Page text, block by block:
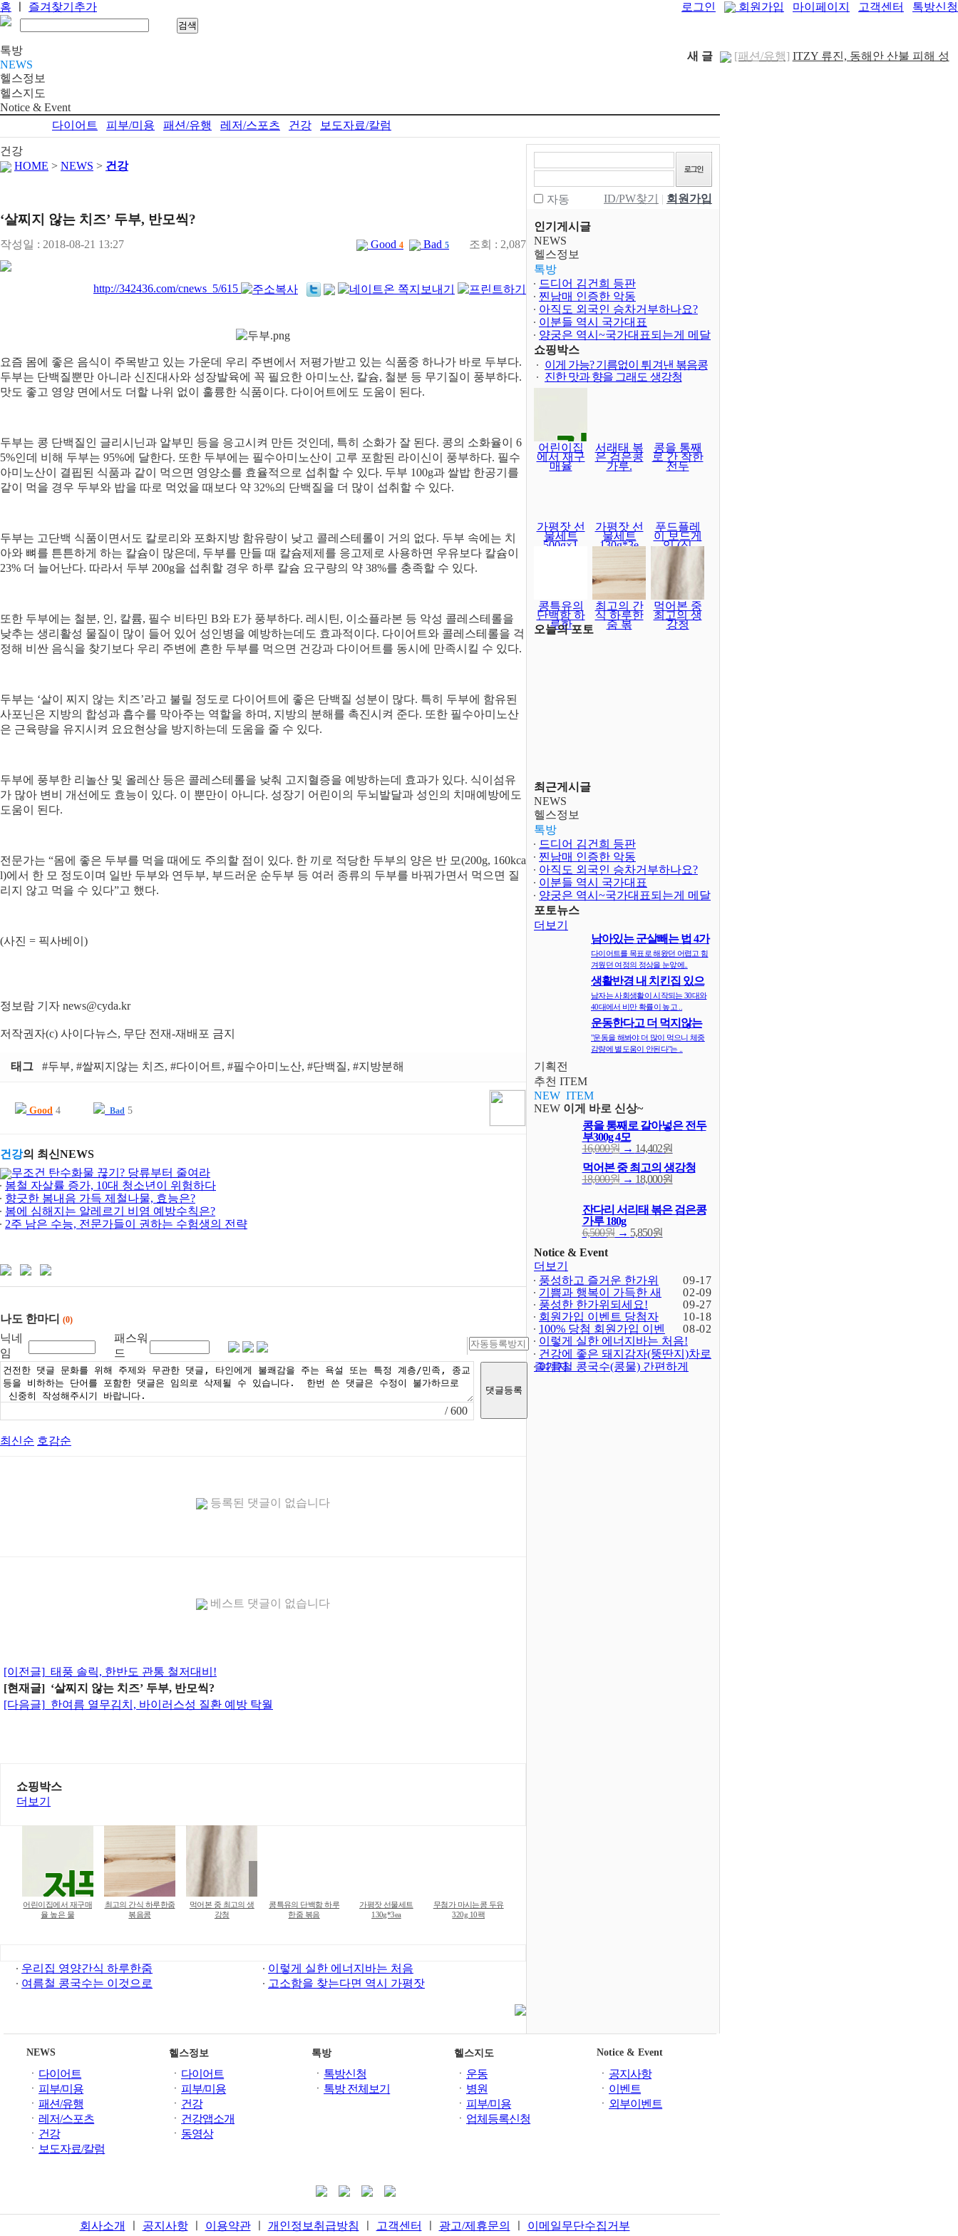
홈 즐겨찾기추가 로그인 회원가입 마이페이지 고객센터 톡방신청
톡방
NEWS
헬스정보
헬스지도
Notice & Event
새 글 [패션/유행] ITZY 류진, 동해안 산불 피해 성
다이어트 피부/미용 패션/유행 레저/스포츠 건강 보도자료/칼럼
건강
HOME > NEWS > 건강
‘살찌지 않는 치즈’ 두부, 반모씩?
작성일 : 2018-08-21 13:27 Good 4 Bad 5 조회 : 2,087
http://342436.com/cnews_5/615
요즘 몸에 좋은 음식이 주목받고 있는 가운데 우리 주변에서 저평가받고 있는 식품중 하나가 바로 두부다.
두부는 단백질뿐만 아니라 신진대사와 성장발육에 꼭 필요한 아미노산, 칼슘, 철분 등 무기질이 풍부하다.
맛도 좋고 영양 면에서도 더할 나위 없이 훌륭한 식품이다. 다이어트에도 도움이 된다.
두부는 콩 단백질인 글리시닌과 알부민 등을 응고시켜 만든 것인데, 특히 소화가 잘 된다. 콩의 소화율이 6
5%인데 비해 두부는 95%에 달한다. 또한 두부에는 필수아미노산이 고루 포함된 라이신이 풍부하다. 필수
아미노산이 결핍된 식품과 같이 먹으면 영양소를 효율적으로 섭취할 수 있다. 두부 100g과 쌀밥 한공기를
같이 먹을 경우 두부와 밥을 따로 먹었을 때보다 약 32%의 단백질을 더 많이 섭취할 수 있다.
두부는 고단백 식품이면서도 칼로리와 포화지방 함유량이 낮고 콜레스테롤이 거의 없다. 두부 속에는 치
아와 뼈를 튼튼하게 하는 칼슘이 많은데, 두부를 만들 때 칼슘제제를 응고제로 사용하면 우유보다 칼슘이
23% 더 늘어난다. 따라서 두부 200g을 섭취할 경우 하루 칼슘 요구량의 약 38%를 충족할 수 있다.
또한 두부에는 철분, 인, 칼륨, 필수 비타민 B와 E가 풍부하다. 레시틴, 이소플라본 등 악성 콜레스테롤을
낮추는 생리활성 물질이 많이 들어 있어 성인병을 예방하는데도 효과적이다. 다이어트와 콜레스테롤을 걱
정해 비싼 음식을 찾기보다 우리 주변에 흔한 두부를 먹으면 건강과 다이어트를 동시에 만족시킬 수 있다.
두부는 ‘살이 찌지 않는 치즈’라고 불릴 정도로 다이어트에 좋은 단백질 성분이 많다. 특히 두부에 함유된
사포닌은 지방의 합성과 흡수를 막아주는 역할을 하며, 지방의 분해를 촉진시켜 준다. 또한 필수아미노산
은 근육량을 유지시켜 요요현상을 방지하는데 도움을 줄 수 있다.
두부에 풍부한 리놀산 및 올레산 등은 콜레스테롤을 낮춰 고지혈증을 예방하는데 효과가 있다. 식이섬유
가 많아 변비 개선에도 효능이 있다. 이 뿐만이 아니다. 성장기 어린이의 두뇌발달과 성인의 치매예방에도
도움이 된다.
전문가는 “몸에 좋은 두부를 먹을 때에도 주의할 점이 있다. 한 끼로 적당한 두부의 양은 반 모(200g, 160kca
l)에서 한 모 정도이며 일반 두부와 연두부, 부드러운 순두부 등 여러 종류의 두부를 바꿔가면서 먹으면 질
리지 않고 먹을 수 있다”고 했다.
(사진 = 픽사베이)
정보람 기자 news@cyda.kr
저작권자(c) 사이다뉴스, 무단 전재-재배포 금지
태그 #두부, #쌀찌지않는 치즈, #다이어트, #필수아미노산, #단백질, #지방분해
Good 4 Bad 5
건강의 최신NEWS
무조건 탄수화물 끊기? 당류부터 줄여라
봄철 자살률 증가, 10대 청소년이 위험하다
향긋한 봄내음 가득 제철나물, 효능은?
봄에 심해지는 알레르기 비염 예방수칙은?
2주 남은 수능, 전문가들이 권하는 수험생의 전략
나도 한마디 (0)
닉네
임
패스워
드
/ 600
최신순 호감순
등록된 댓글이 없습니다
베스트 댓글이 없습니다
[이전글] 태풍 솔릭, 한반도 관통 철저대비!
[현재글] ‘살찌지 않는 치즈’ 두부, 반모씩?
[다음글] 한여름 열무김치, 바이러스성 질환 예방 탁월
쇼핑박스
더보기
어린이집에서 재구매
율 높은 물
최고의 간식 하루한줌
볶음콩
먹어본 중 최고의 생
강청
콩특유의 단백함 하루
한줌 볶음
가평잣 선물세트
130g*3ea
무첨가 마시는콩 두유
320g 10팩
우리집 영양간식 하루한줌
이렇게 실한 에너지바는 처음
여름철 콩국수는 이것으로
고소함을 찾는다면 역시 가평잣
자동 ID/PW찾기 | 회원가입
인기게시글
NEWS
헬스정보
톡방
드디어 김건희 등판
찐남매 인증한 악동
아직도 외국인 승차거부하나요?
이분들 역시 국가대표
양궁은 역시~국가대표되는게 메달
보다 어렵..
쇼핑박스
이게 가능? 기름없이 튀겨낸 볶음콩
진한 맛과 향을 그래도 생강청
어린이집
에서 재구
매율
서래태 볶
은 검은콩
가루.
콩을 통째
로 간 착한
전두
가평잣 선
물세트
500g×1
가평잣 선
물세트
130g*3e
푸드플레
이 보드게
임 (식
콩특유의
단백함 하
루한
최고의 간
식 하루한
줌 볶
먹어본 중
최고의 생
강청
오늘의 포토
최근게시글
NEWS
헬스정보
톡방
드디어 김건희 등판
찐남매 인증한 악동
아직도 외국인 승차거부하나요?
이분들 역시 국가대표
양궁은 역시~국가대표되는게 메달
보다 어렵..
포토뉴스
더보기
남아있는 군살빼는 법 4가
지
다이어트를 목표로 해왔던 어렵고 힘
겨웠던 여정의 정상을 눈앞에..
생활반경 내 치킨집 있으
면 비만확률 ..
남자는 사회생활이 시작되는 30대와
40대에서 비만 확률이 높고 ..
운동한다고 더 먹지않는
다? 오히려 식..
"운동을 해봐야 더 많이 먹으니 체중
감량에 별도움이 안된다"는 ..
기획전
추천 ITEM
NEW ITEM
NEW 이게 바로 신상~
콩을 통째로 갈아넣은 전두
부300g 4모
16,000원→ 14,402원
먹어본 중 최고의 생강청
18,000원→ 18,000원
잔다리 서리태 볶은 검은콩
가루 180g
6,500원→ 5,850원
Notice & Event
더보기
풍성하고 즐거운 한가위
되세요! (-402)
09-17
기쁨과 행복이 가득한 새
해되세요!
02-09
풍성한 한가위되세요!
09-27
회원가입 이벤트 당첨자
발표 (4)
10-18
100% 당첨 회원가입 이벤
트(종료)
(23)
08-02
이렇게 실한 에너지바는 처음!
건강에 좋은 돼지감자(뚱딴지)차로
즐기자
여름철 콩국수(콩물) 간편하게
NEWS
ㆍ 다이어트
ㆍ 피부/미용
ㆍ 패션/유행
ㆍ 레저/스포츠
ㆍ 건강
ㆍ 보도자료/칼럼
헬스정보
ㆍ 다이어트
ㆍ 피부/미용
ㆍ 건강
ㆍ 건강앱소개
ㆍ 동영상
톡방
ㆍ 톡방신청
ㆍ 톡방 전체보기
헬스지도
ㆍ 운동
ㆍ 병원
ㆍ 피부/미용
ㆍ 업체등록신청
Notice & Event
ㆍ 공지사항
ㆍ 이벤트
ㆍ 외부이벤트
회사소개 공지사항ㅣ 이용약관ㅣ 개인정보취급방침 고객센터 광고/제휴문의 이메일무단수집거부